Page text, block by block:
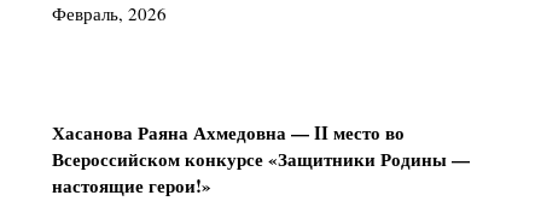
Февраль, 2026
Хасанова Раяна Ахмедовна — II место во
Всероссийском конкурсе «Защитники Родины —
настоящие герои!»